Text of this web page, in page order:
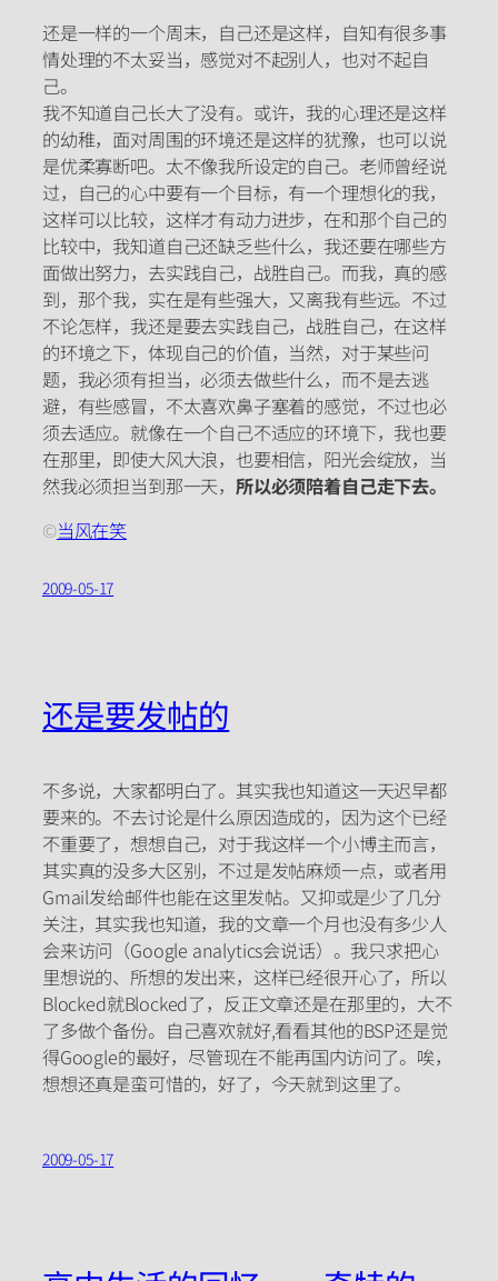
还是一样的一个周末，自己还是这样，自知有很多事
情处理的不太妥当，感觉对不起别人，也对不起自
己。
我不知道自己长大了没有。或许，我的心理还是这样
的幼稚，面对周围的环境还是这样的犹豫，也可以说
是优柔寡断吧。太不像我所设定的自己。老师曾经说
过，自己的心中要有一个目标，有一个理想化的我，
这样可以比较，这样才有动力进步，在和那个自己的
比较中，我知道自己还缺乏些什么，我还要在哪些方
面做出努力，去实践自己，战胜自己。而我，真的感
到，那个我，实在是有些强大，又离我有些远。不过
不论怎样，我还是要去实践自己，战胜自己，在这样
的环境之下，体现自己的价值，当然，对于某些问
题，我必须有担当，必须去做些什么，而不是去逃
避，有些感冒，不太喜欢鼻子塞着的感觉，不过也必
须去适应。就像在一个自己不适应的环境下，我也要
在那里，即使大风大浪，也要相信，阳光会绽放，当
然我必须担当到那一天，所以必须陪着自己走下去。
©当风在笑
2009-05-17
还是要发帖的
不多说，大家都明白了。其实我也知道这一天迟早都
要来的。不去讨论是什么原因造成的，因为这个已经
不重要了，想想自己，对于我这样一个小博主而言，
其实真的没多大区别，不过是发帖麻烦一点，或者用
Gmail发给邮件也能在这里发帖。又抑或是少了几分
关注，其实我也知道，我的文章一个月也没有多少人
会来访问（Google analytics会说话）。我只求把心
里想说的、所想的发出来，这样已经很开心了，所以
Blocked就Blocked了，反正文章还是在那里的，大不
了多做个备份。自己喜欢就好,看看其他的BSP还是觉
得Google的最好，尽管现在不能再国内访问了。唉，
想想还真是蛮可惜的，好了，今天就到这里了。
2009-05-17